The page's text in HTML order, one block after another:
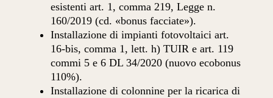
esistenti art. 1, comma 219, Legge n.
160/2019 (cd. «bonus facciate»).
Installazione di impianti fotovoltaici art.
16-bis, comma 1, lett. h) TUIR e art. 119
commi 5 e 6 DL 34/2020 (nuovo ecobonus
110%).
Installazione di colonnine per la ricarica di